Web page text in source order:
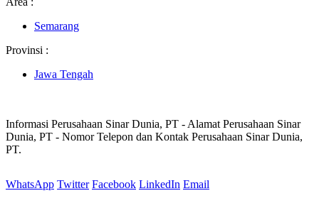
Semarang
Provinsi :
Jawa Tengah
Informasi Perusahaan Sinar Dunia, PT - Alamat Perusahaan Sinar
Dunia, PT - Nomor Telepon dan Kontak Perusahaan Sinar Dunia,
PT.
WhatsApp Twitter Facebook LinkedIn Email